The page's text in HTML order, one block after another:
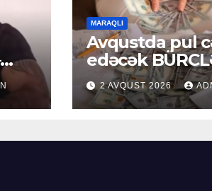
MARAQLI
Avqustda pul
edəcək
2 AVQUST 2026